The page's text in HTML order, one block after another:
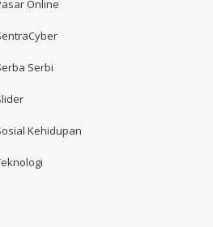
Online
Serbi
Kehidupan